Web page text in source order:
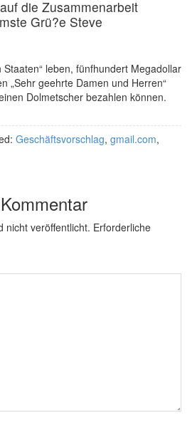
die Zusammenarbeit
Grü?e Steve
Staaten“ leben, fünfhundert Megadollar
„Sehr geehrte Damen und Herren“
Dolmetscher bezahlen können.
Geschäftsvorschlag, gmail.com,
nicht veröffentlicht. Erforderliche